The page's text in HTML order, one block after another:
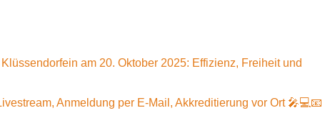
am 20. Oktober 2025: Effizienz, Freiheit und
Anmeldung per E-Mail, Akkreditierung vor Ort 🎤💻📧